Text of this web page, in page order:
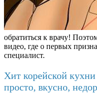
обратиться к врачу!
видео, где о первых
специалист.
Хит корейской
просто, вкусно,